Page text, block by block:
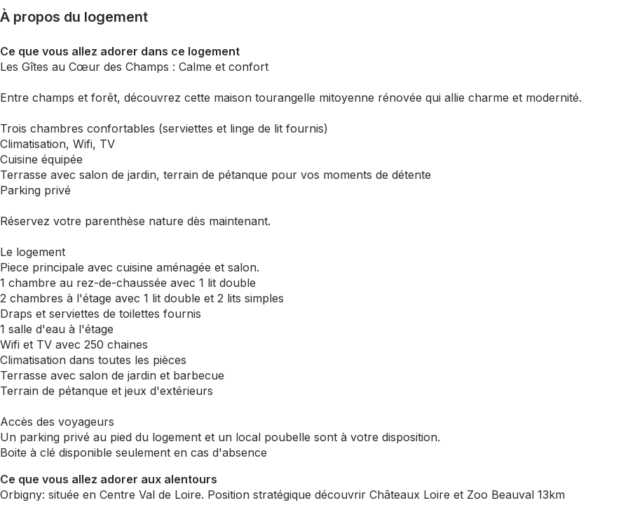
À propos du logement
Ce que vous allez adorer dans ce logement
Les Gîtes au Cœur des Champs : Calme et confort
Entre champs et forêt, découvrez cette maison tourangelle mitoyenne rénovée qui allie charme et modernité.
Trois chambres confortables (serviettes et linge de lit fournis)
Climatisation, Wifi, TV
Cuisine équipée
Terrasse avec salon de jardin, terrain de pétanque pour vos moments de détente
Parking privé
Réservez votre parenthèse nature dès maintenant.
Le logement
Piece principale avec cuisine aménagée et salon.
1 chambre au rez-de-chaussée avec 1 lit double
2 chambres à l'étage avec 1 lit double et 2 lits simples
Draps et serviettes de toilettes fournis
1 salle d'eau à l'étage
Wifi et TV avec 250 chaines
Climatisation dans toutes les pièces
Terrasse avec salon de jardin et barbecue
Terrain de pétanque et jeux d'extérieurs
Accès des voyageurs
Un parking privé au pied du logement et un local poubelle sont à votre disposition.
Boite à clé disponible seulement en cas d'absence
Ce que vous allez adorer aux alentours
Orbigny: située en Centre Val de Loire. Position stratégique découvrir Châteaux Loire et Zoo Beauval 13km